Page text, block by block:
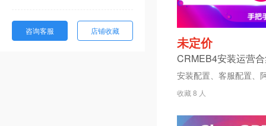
咨询客服 店铺收藏
未定价
收藏 8 人